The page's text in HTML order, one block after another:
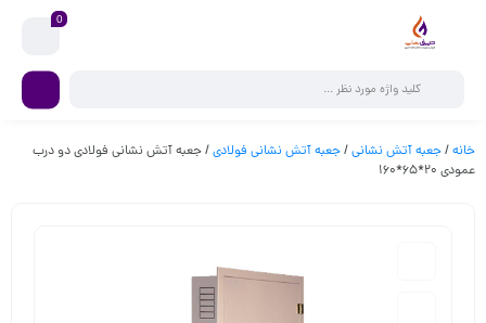
0
خانه/جعبه آتش نشانی/جعبه آتش نشانی فولادی/ جعبه آتش نشانی فولادی دو درب
عمودی 20*65*160